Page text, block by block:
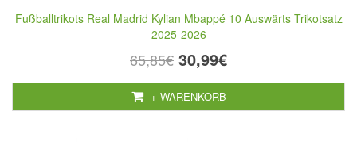
Fußballtrikots Real Madrid Kylian Mbappé 10 Auswärts Trikotsatz
2025-2026
65,85€ 30,99€
+ WARENKORB